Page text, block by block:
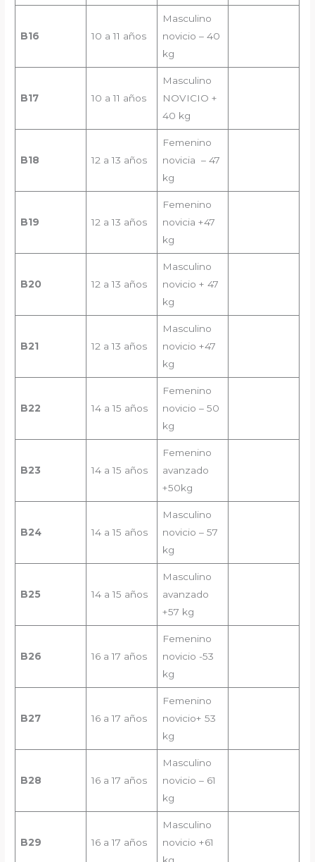
B16 10 a 11 años
Masculino
novicio – 40
kg
B17 10 a 11 años
Masculino
NOVICIO +
40 kg
B18 12 a 13 años
Femenino
novicia – 47
kg
B19 12 a 13 años
Femenino
novicia +47
kg
B20 12 a 13 años
Masculino
novicio + 47
kg
B21 12 a 13 años
Masculino
novicio +47
kg
B22 14 a 15 años
Femenino
novicio – 50
kg
B23 14 a 15 años
Femenino
avanzado
+50kg
B24 14 a 15 años
Masculino
novicio – 57
kg
B25 14 a 15 años
Masculino
avanzado
+57 kg
B26 16 a 17 años
Femenino
novicio -53
kg
B27 16 a 17 años
Femenino
novicio+ 53
kg
B28 16 a 17 años
Masculino
novicio – 61
kg
B29 16 a 17 años
Masculino
novicio +61